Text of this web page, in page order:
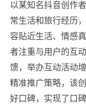
以某知名抖音创作
常生活和旅行经历
容贴近生活、情感
者注重与用户的互
馈，举办互动活动
精准推广策略，该
好口碑，实现了口